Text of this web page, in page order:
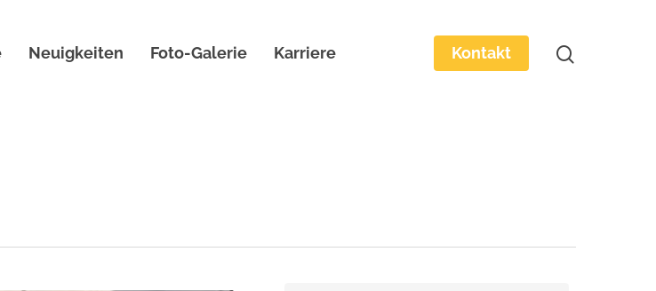
Neuigkeiten Foto-Galerie Karriere Kontakt